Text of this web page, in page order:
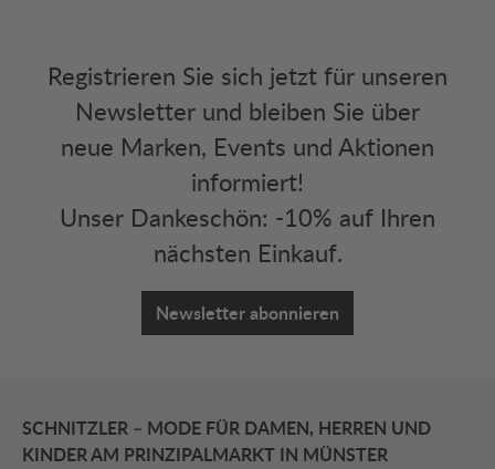
Registrieren Sie sich jetzt für unseren
Newsletter und bleiben Sie über
neue Marken, Events und Aktionen
informiert!
Unser Dankeschön: -10% auf Ihren
nächsten Einkauf.
Newsletter abonnieren
SCHNITZLER – MODE FÜR DAMEN, HERREN UND
KINDER AM PRINZIPALMARKT IN MÜNSTER